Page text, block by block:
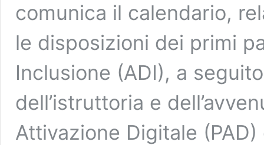
comunica il calendario,
le disposizioni dei primi
Inclusione (ADI), a
dell’istruttoria e
Attivazione Digitale